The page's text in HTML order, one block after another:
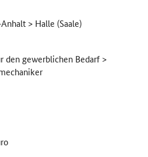
> Halle (Saale)
den gewerblichen Bedarf >